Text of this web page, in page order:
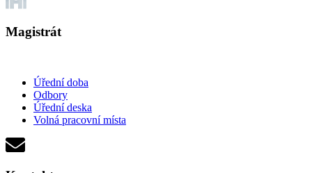
Magistrát
Úřední doba
Odbory
Úřední deska
Volná pracovní místa